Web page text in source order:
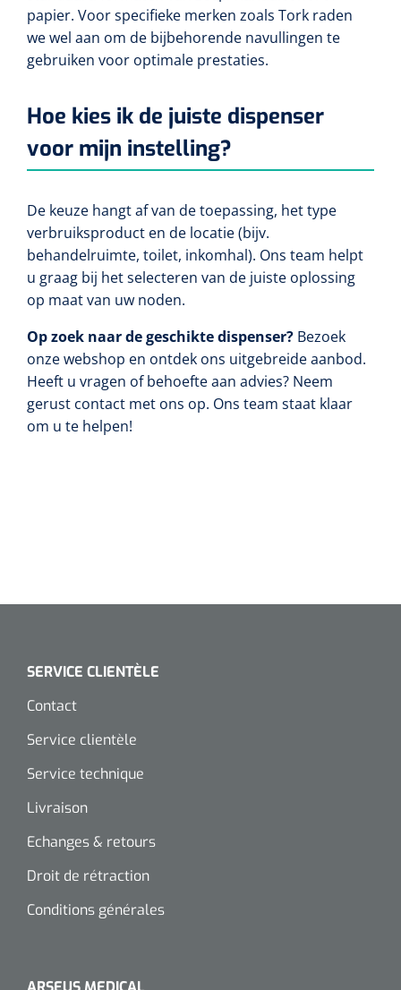
papier. Voor specifieke merken zoals Tork raden
we wel aan om de bijbehorende navullingen te
gebruiken voor optimale prestaties.
Hoe kies ik de juiste dispenser
voor mijn instelling?
De keuze hangt af van de toepassing, het type
verbruiksproduct en de locatie (bijv.
behandelruimte, toilet, inkomhal). Ons team helpt
u graag bij het selecteren van de juiste oplossing
op maat van uw noden.
Op zoek naar de geschikte dispenser? Bezoek
onze webshop en ontdek ons uitgebreide aanbod.
Heeft u vragen of behoefte aan advies? Neem
gerust contact met ons op. Ons team staat klaar
om u te helpen!
SERVICE CLIENTÈLE
Contact
Service clientèle
Service technique
Livraison
Echanges & retours
Droit de rétraction
Conditions générales